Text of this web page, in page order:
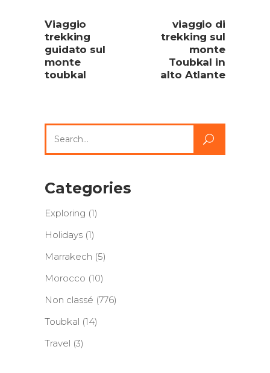
Viaggio
trekking
guidato sul
monte
toubkal
viaggio di
trekking sul
monte
Toubkal in
alto Atlante
for:
Categories
Exploring (1)
Holidays (1)
Marrakech (5)
Morocco (10)
Non classé (776)
Toubkal (14)
Travel (3)